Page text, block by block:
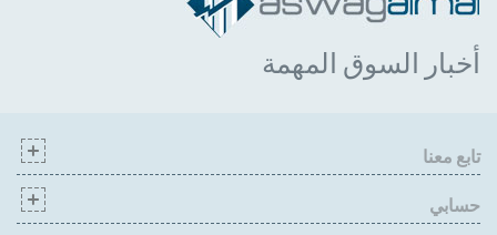
أخبار السوق المهمة
تابع معنا
حسابي